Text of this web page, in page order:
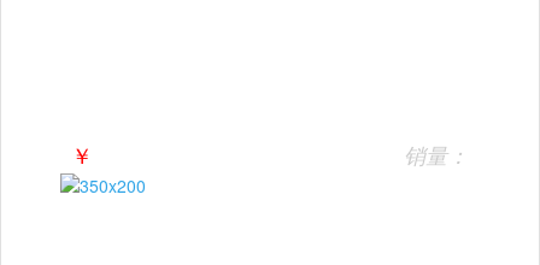
￥ 销量：